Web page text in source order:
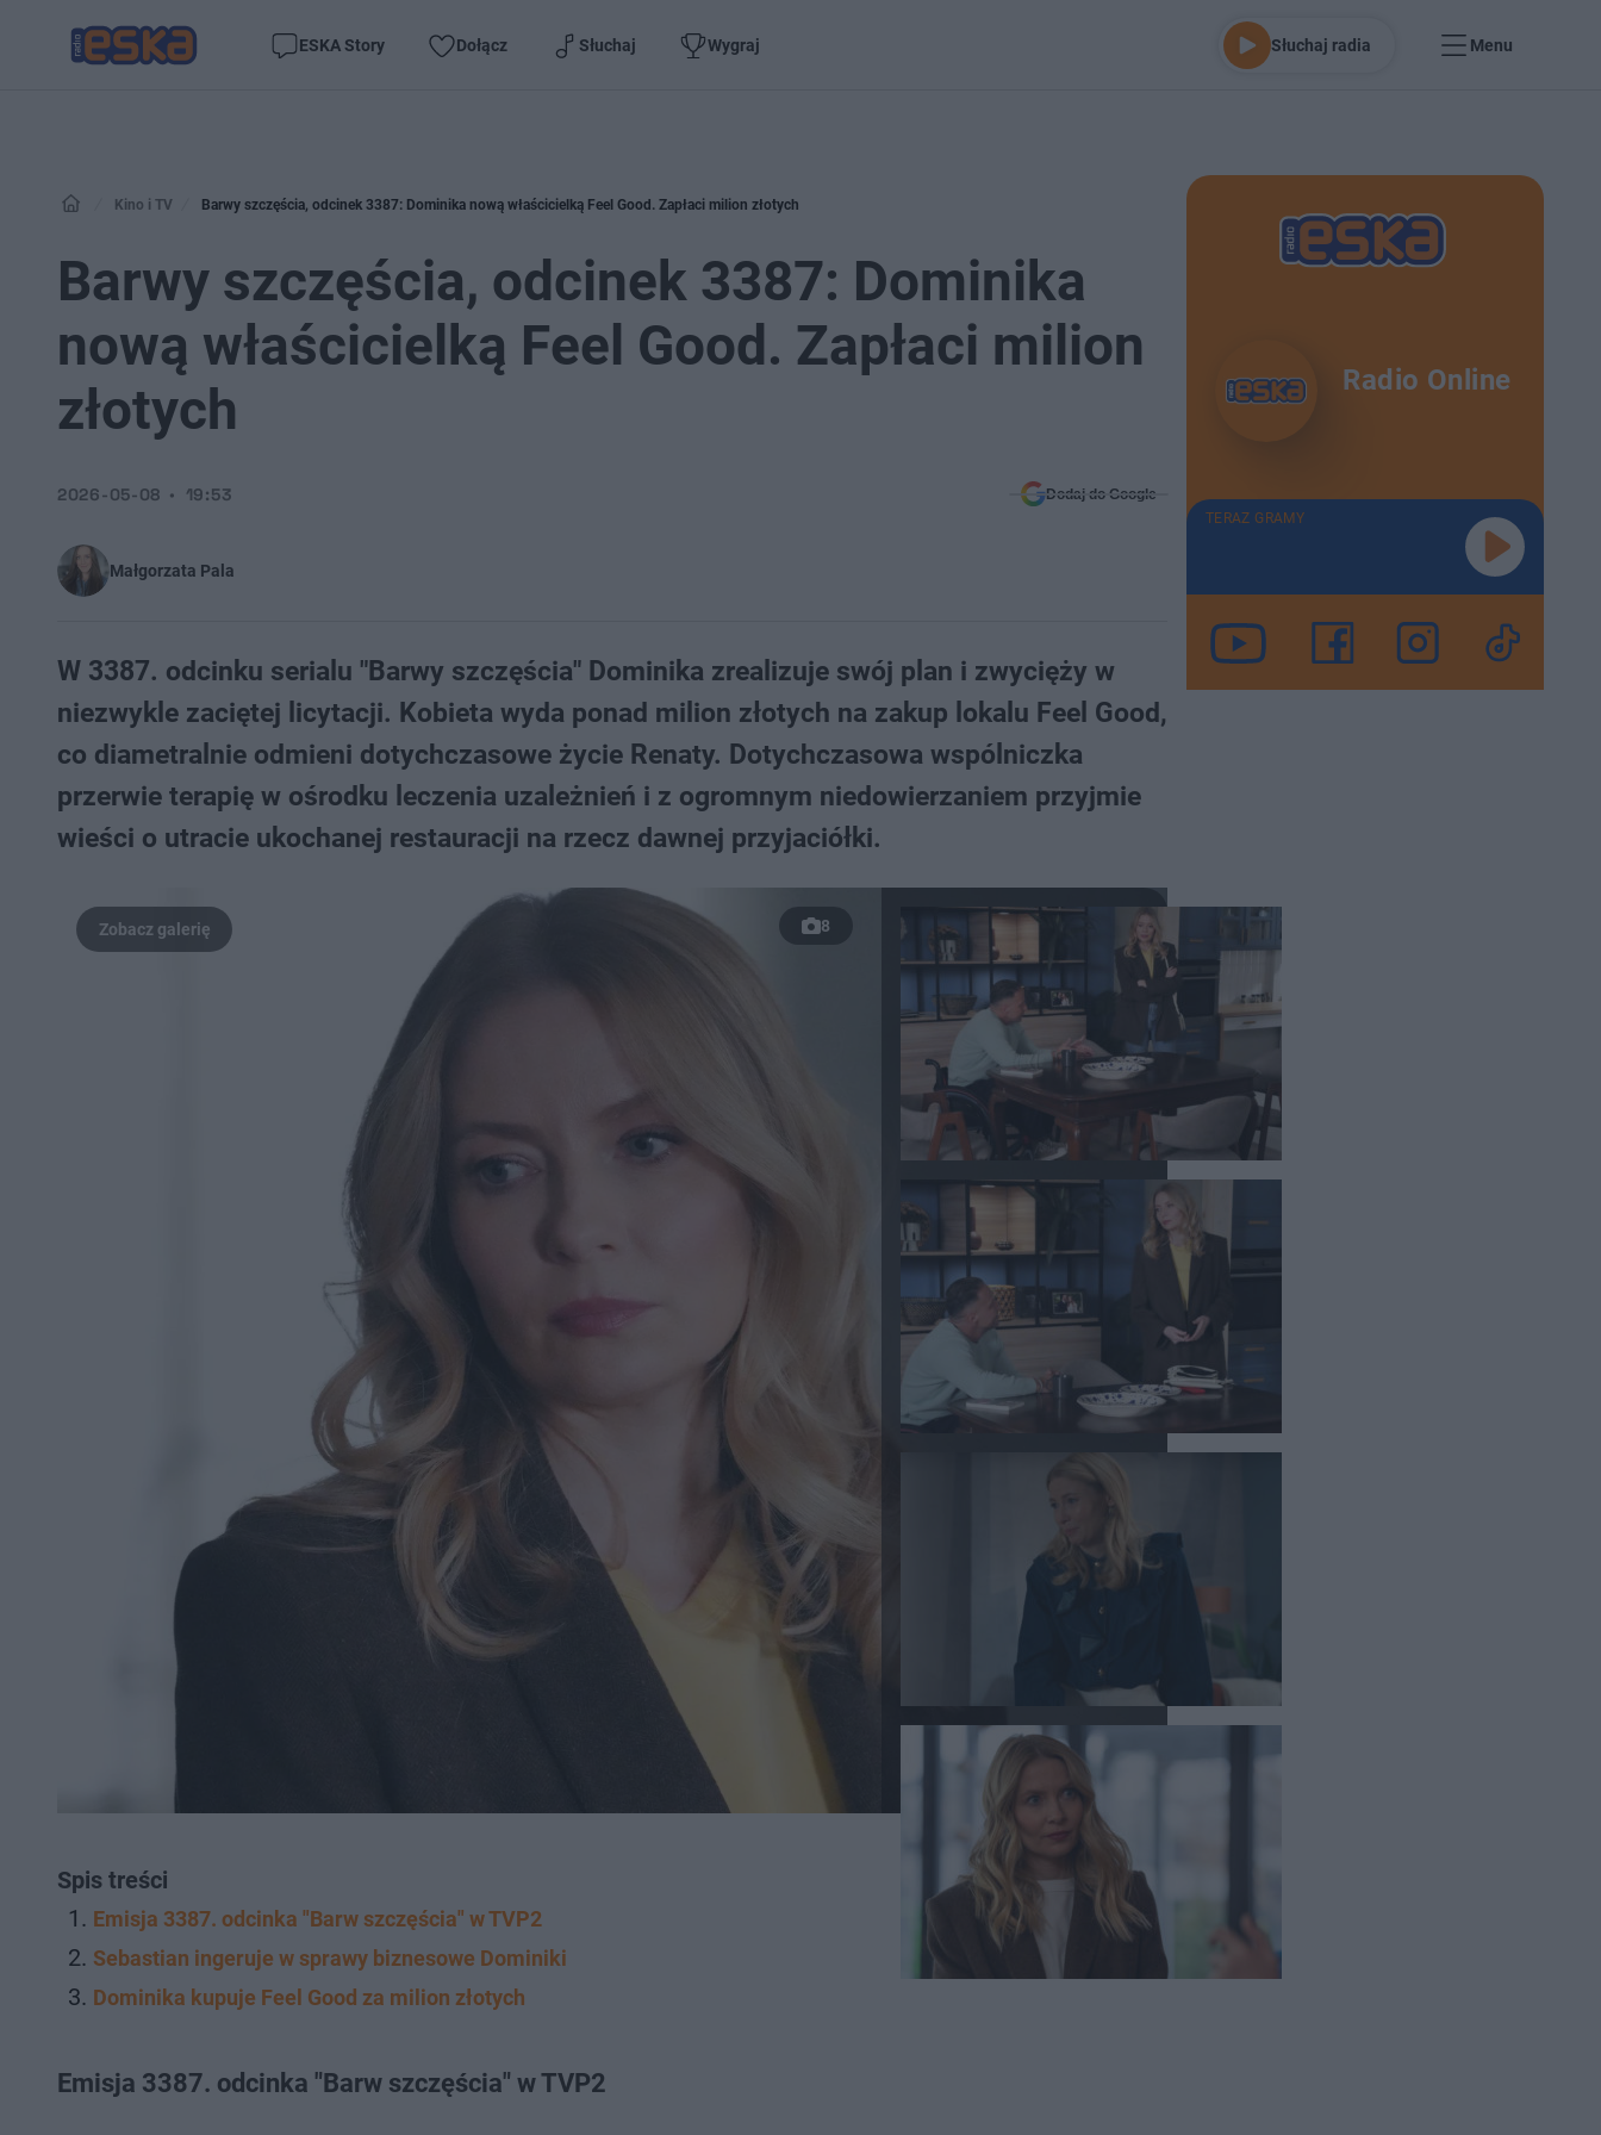
ESKA Story Dołącz Słuchaj Wygraj Słuchaj radia Menu
Kino i TV Barwy szczęścia, odcinek 3387: Dominika nową właścicielką Feel Good. Zapłaci milion złotych
Barwy szczęścia, odcinek 3387: Dominika
nową właścicielką Feel Good. Zapłaci milion
złotych
Małgorzata Pala
2026-05-08 19:53 Dodaj do Google
W 3387. odcinku serialu "Barwy szczęścia" Dominika zrealizuje swój plan i zwycięży w
niezwykle zaciętej licytacji. Kobieta wyda ponad milion złotych na zakup lokalu Feel Good,
co diametralnie odmieni dotychczasowe życie Renaty. Dotychczasowa wspólniczka
przerwie terapię w ośrodku leczenia uzależnień i z ogromnym niedowierzaniem przyjmie
wieści o utracie ukochanej restauracji na rzecz dawnej przyjaciółki.
8
Spis treści
Emisja 3387. odcinka "Barw szczęścia" w TVP2
Sebastian ingeruje w sprawy biznesowe Dominiki
Dominika kupuje Feel Good za milion złotych
Emisja 3387. odcinka "Barw szczęścia" w TVP2
Radio Online
TERAZ GRAMY